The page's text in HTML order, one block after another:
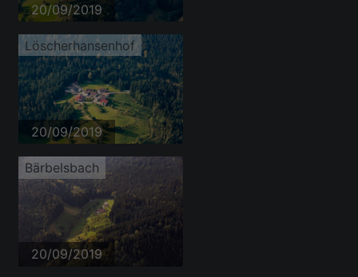
20/09/2019
Löscherhansenhof
20/09/2019
Bärbelsbach
20/09/2019